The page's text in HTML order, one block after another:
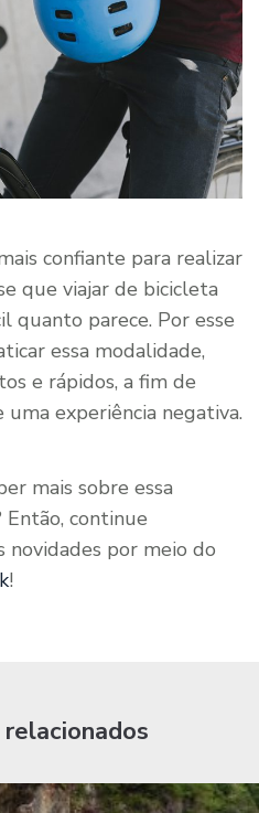
confiante para realizar
que viajar de bicicleta
quanto parece. Por esse
essa modalidade,
e rápidos, a fim de
experiência negativa.
mais sobre essa
continue
novidades por meio do
!